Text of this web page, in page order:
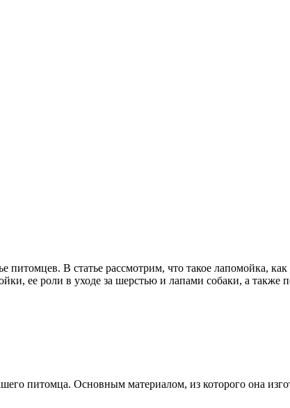
В статье рассмотрим, что такое лапомойка,
ее роли в уходе за шерстью и лапами собаки, а также
питомца. Основным материалом, из которого она